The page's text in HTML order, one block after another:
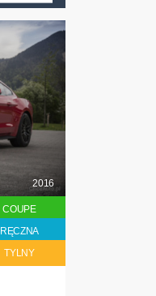
2016
COUPE
RĘCZNA
TYLNY